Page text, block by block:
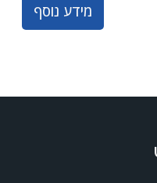
מידע נוסף